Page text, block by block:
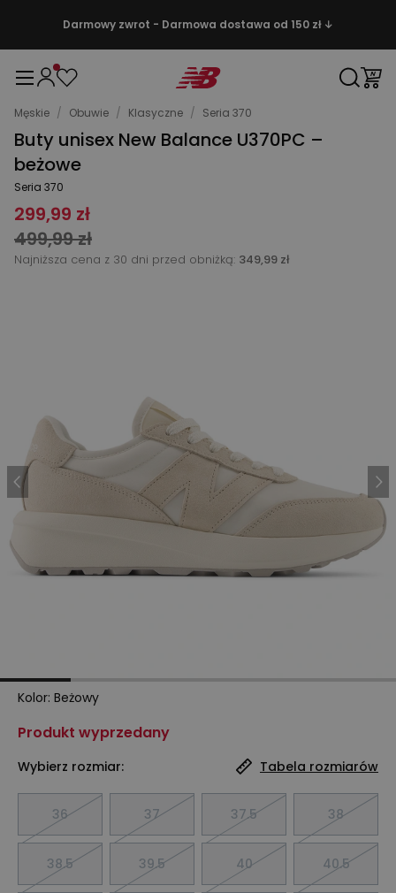
Darmowy zwrot - Darmowa dostawa od 150 zł ↓
Męskie / Obuwie / Klasyczne / Seria 370
Buty unisex New Balance U370PC –
beżowe
Seria 370
299,99 zł
499,99 zł
Najniższa cena z 30 dni przed obniżką: 349,99 zł
Kolor: Beżowy
Produkt wyprzedany
Wybierz rozmiar: Tabela rozmiarów
36 37 37.5 38
38.5 39.5 40 40.5